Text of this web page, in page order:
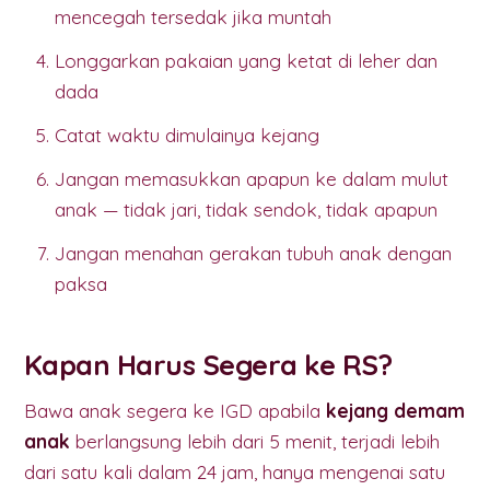
mencegah tersedak jika muntah
Longgarkan pakaian yang ketat di leher dan
dada
Catat waktu dimulainya kejang
Jangan memasukkan apapun ke dalam mulut
anak — tidak jari, tidak sendok, tidak apapun
Jangan menahan gerakan tubuh anak dengan
paksa
Kapan Harus Segera ke RS?
Bawa anak segera ke IGD apabila kejang demam
anak berlangsung lebih dari 5 menit, terjadi lebih
dari satu kali dalam 24 jam, hanya mengenai satu